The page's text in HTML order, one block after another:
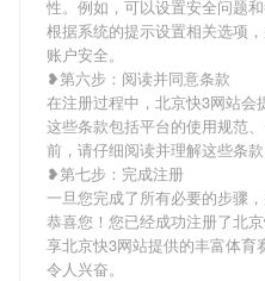
性。例如，可以设置安全问题
根据系统的提示设置相关选项
账户安全。
❥第六步：阅读并同意条款
在注册过程中，北京快3网站会
这些条款包括平台的使用规范
前，请仔细阅读并理解这些条
❥第七步：完成注册
一旦您完成了所有必要的步骤
恭喜您！您已经成功注册了北
享北京快3网站提供的丰富体
令人兴奋。